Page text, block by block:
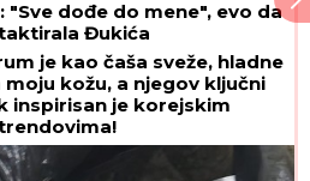
"Sve dođe do mene", evo da
Đukića
je kao čaša sveže, hladne
moju kožu, a njegov ključni
inspirisan je korejskim